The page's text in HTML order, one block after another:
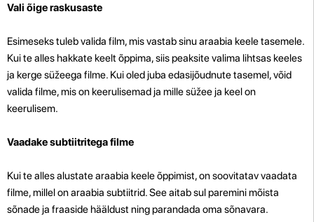
Vali õige raskusaste
Esimeseks tuleb valida film, mis vastab sinu araabia keele tasemele.
Kui te alles hakkate keelt õppima, siis peaksite valima lihtsas keeles
ja kerge süžeega filme. Kui oled juba edasijõudnute tasemel, võid
valida filme, mis on keerulisemad ja mille süžee ja keel on
keerulisem.
Vaadake subtiitritega filme
Kui te alles alustate araabia keele õppimist, on soovitatav vaadata
filme, millel on araabia subtiitrid. See aitab sul paremini mõista
sõnade ja fraaside hääldust ning parandada oma sõnavara.